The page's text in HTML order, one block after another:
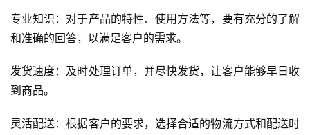
专业知识：对于产品的特性、使用方法等，要有充分的了解
和准确的回答，以满足客户的需求。
发货速度：及时处理订单，并尽快发货，让客户能够早日收
到商品。
灵活配送：根据客户的要求，选择合适的物流方式和配送时